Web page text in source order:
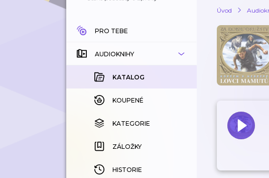
PRO TEBE
AUDIOKNIHY
KATALOG
KOUPENÉ
KATEGORIE
ZÁLOŽKY
HISTORIE
Úvod